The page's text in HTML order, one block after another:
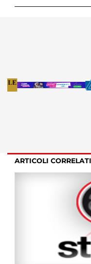
ARTICOLI CORRELATI